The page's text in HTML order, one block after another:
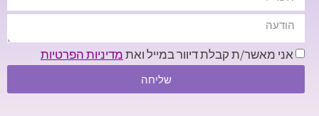
אני מאשר/ת קבלת דיוור במייל ואתמדיניות הפרטיות
שליחה